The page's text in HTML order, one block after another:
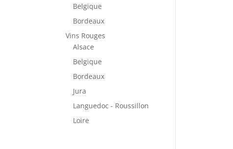
Belgique
Bordeaux
Vins Rouges
Alsace
Belgique
Bordeaux
Jura
Languedoc - Roussillon
Loire